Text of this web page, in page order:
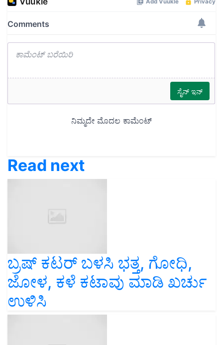
Read next
ಬ್ರಷ್ ಕಟರ್ ಬಳಸಿ ಭತ್ತ, ಗೋಧಿ,
ಜೋಳ, ಕಳೆ ಕಟಾವು ಮಾಡಿ ಖರ್ಚು
ಉಳಿಸಿ